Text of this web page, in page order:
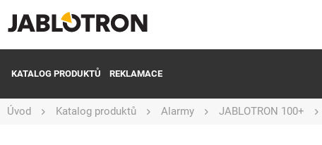
KATALOG PRODUKTŮ REKLAMACE
Úvod Katalog produktů Alarmy JABLOTRON 100+